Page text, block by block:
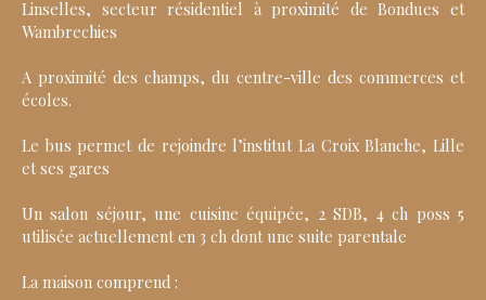
Linselles, secteur résidentiel à proximité de Bondues et
Wambrechies
A proximité des champs, du centre-ville des commerces et
écoles.
Le bus permet de rejoindre l’institut La Croix Blanche, Lille
et ses gares
Un salon séjour, une cuisine équipée, 2 SDB, 4 ch poss 5
utilisée actuellement en 3 ch dont une suite parentale
La maison comprend :